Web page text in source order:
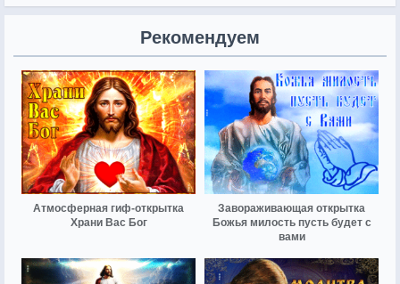
Рекомендуем
Атмосферная гиф-открытка
Храни Вас Бог
Завораживающая открытка
Божья милость пусть будет с
вами